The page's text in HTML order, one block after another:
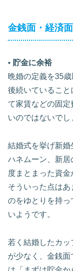
金銭面・経済
• 貯金に余裕
晩婚の定義を35
後続いているこ
て家賃などの固
いのではないでし
結婚式を挙げ新婚
ハネムーン、新
度まとまった資金
そういった点は
のをゆとりを持
いようです。
若く結婚したカ
が少なく、金銭